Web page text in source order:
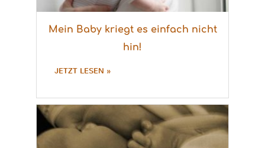
Mein Baby kriegt es einfach nicht
hin!
JETZT LESEN »